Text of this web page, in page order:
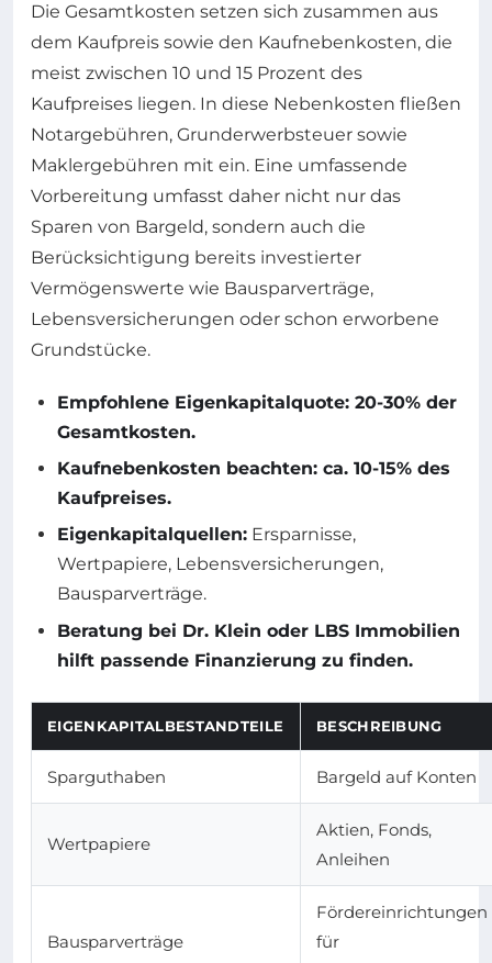
Die Gesamtkosten setzen sich zusammen aus
dem Kaufpreis sowie den Kaufnebenkosten, die
meist zwischen 10 und 15 Prozent des
Kaufpreises liegen. In diese Nebenkosten fließen
Notargebühren, Grunderwerbsteuer sowie
Maklergebühren mit ein. Eine umfassende
Vorbereitung umfasst daher nicht nur das
Sparen von Bargeld, sondern auch die
Berücksichtigung bereits investierter
Vermögenswerte wie Bausparverträge,
Lebensversicherungen oder schon erworbene
Grundstücke.
Empfohlene Eigenkapitalquote: 20-30% der
Gesamtkosten.
Kaufnebenkosten beachten: ca. 10-15% des
Kaufpreises.
Eigenkapitalquellen: Ersparnisse,
Wertpapiere, Lebensversicherungen,
Bausparverträge.
Beratung bei Dr. Klein oder LBS Immobilien
hilft passende Finanzierung zu finden.
EIGENKAPITALBESTANDTEILE BESCHREIBUNG
Sparguthaben Bargeld auf Konten
Wertpapiere
Aktien, Fonds,
Anleihen
Bausparverträge
Fördereinrichtungen
für